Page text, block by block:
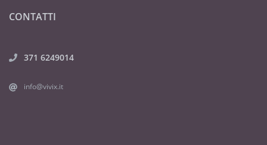
CONTATTI
371 6249014
info@vivix.it